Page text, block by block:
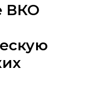
ВКО